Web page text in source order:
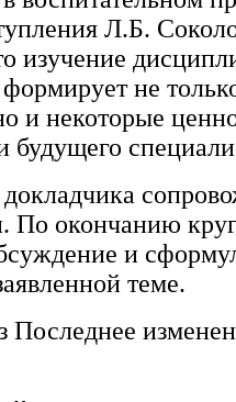
Л.Б.
изучение
не
и некоторые
будущего
По окончанию
и
теме.
Последнее